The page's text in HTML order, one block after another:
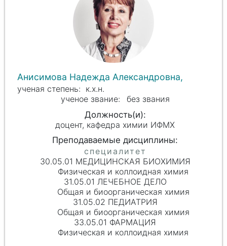
Анисимова Надежда Александровна,
к.х.н.
без звания
доцент, кафедра химии ИФМХ
30.05.01 МЕДИЦИНСКАЯ БИОХИМИЯ
Физическая и коллоидная химия
31.05.01 ЛЕЧЕБНОЕ ДЕЛО
Общая и биоорганическая химия
31.05.02 ПЕДИАТРИЯ
Общая и биоорганическая химия
33.05.01 ФАРМАЦИЯ
Физическая и коллоидная химия